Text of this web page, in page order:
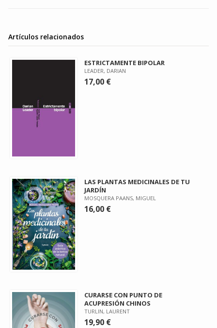
Artículos relacionados
ESTRICTAMENTE BIPOLAR
LEADER, DARIAN
17,00 €
LAS PLANTAS MEDICINALES DE TU
JARDÍN
MOSQUERA PAANS, MIGUEL
16,00 €
CURARSE CON PUNTO DE
ACUPRESIÓN CHINOS
TURLIN, LAURENT
19,90 €